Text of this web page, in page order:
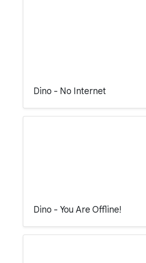
Dino - No Internet
Dino - You Are Offline!